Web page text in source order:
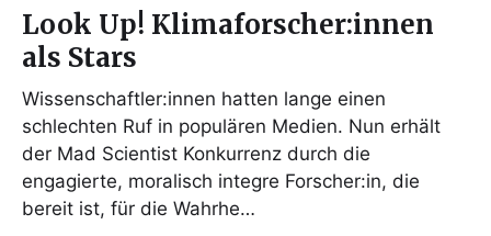
Look Up! Klimaforscher:innen
als Stars
Wissenschaftler:innen hatten lange einen
schlechten Ruf in populären Medien. Nun erhält
der Mad Scientist Konkurrenz durch die
engagierte, moralisch integre Forscher:in, die
bereit ist, für die Wahrhe…